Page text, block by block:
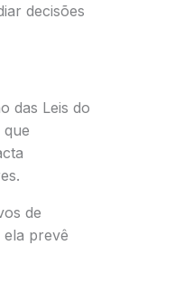
decisões
das Leis do
de
prevê